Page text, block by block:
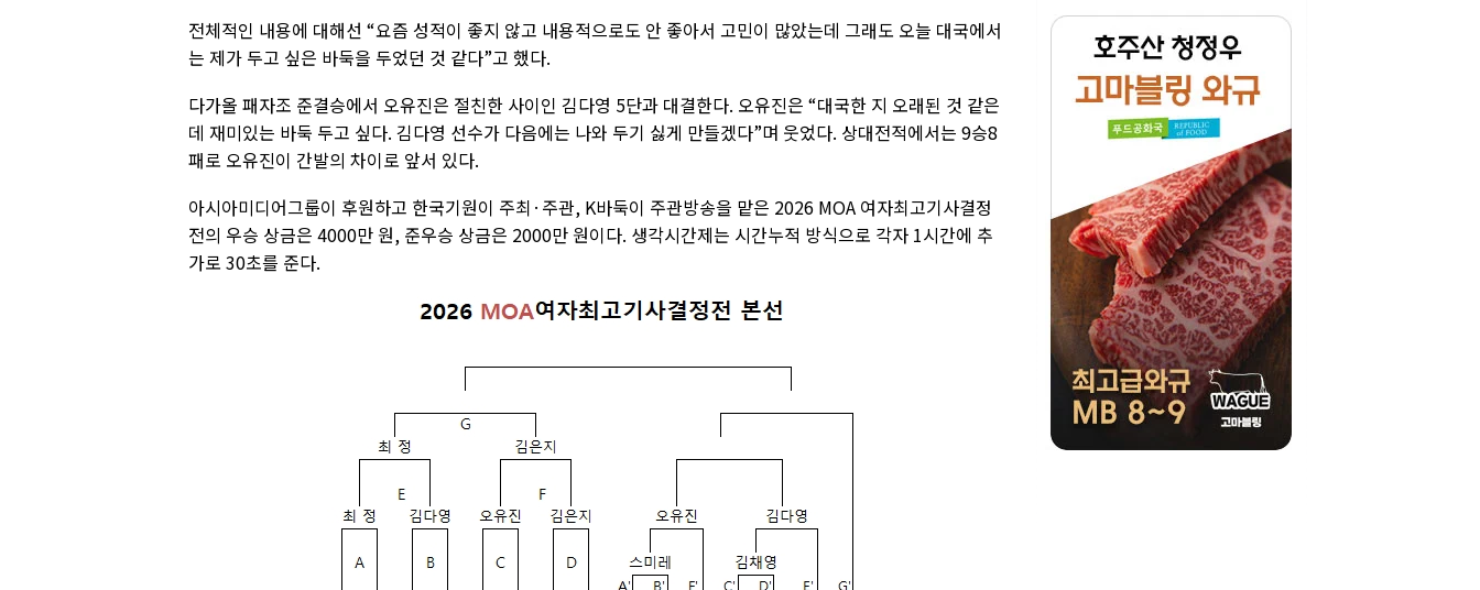
전체적인 내용에 대해선 “요즘 성적이 좋지 않고 내용적으로도 안 좋아서 고민이 많았는데 그래도 오늘 대국에서
는 제가 두고 싶은 바둑을 두었던 것 같다”고 했다.
다가올 패자조 준결승에서 오유진은 절친한 사이인 김다영 5단과 대결한다. 오유진은 “대국한 지 오래된 것 같은
데 재미있는 바둑 두고 싶다. 김다영 선수가 다음에는 나와 두기 싫게 만들겠다”며 웃었다. 상대전적에서는 9승8
패로 오유진이 간발의 차이로 앞서 있다.
아시아미디어그룹이 후원하고 한국기원이 주최·주관, K바둑이 주관방송을 맡은 2026 MOA 여자최고기사결정
전의 우승 상금은 4000만 원, 준우승 상금은 2000만 원이다. 생각시간제는 시간누적 방식으로 각자 1시간에 추
가로 30초를 준다.